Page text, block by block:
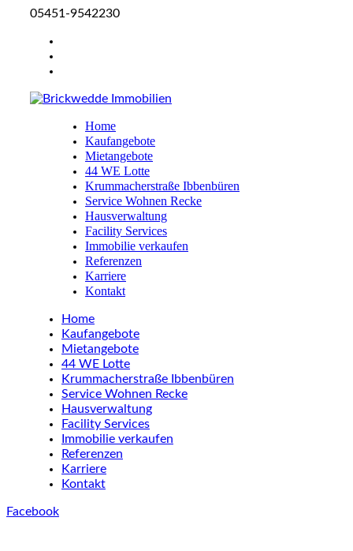
05451-9542230
Home
Kaufangebote
Mietangebote
44 WE Lotte
Krummacherstraße Ibbenbüren
Service Wohnen Recke
Hausverwaltung
Facility Services
Immobilie verkaufen
Referenzen
Karriere
Kontakt
Home
Kaufangebote
Mietangebote
44 WE Lotte
Krummacherstraße Ibbenbüren
Service Wohnen Recke
Hausverwaltung
Facility Services
Immobilie verkaufen
Referenzen
Karriere
Kontakt
Facebook